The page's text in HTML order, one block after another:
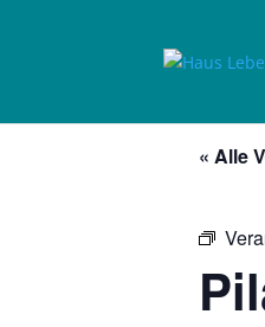
« Alle